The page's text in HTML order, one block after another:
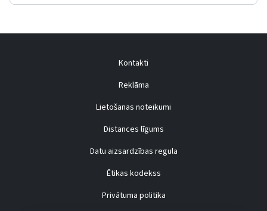
Kontakti
Reklāma
Lietošanas noteikumi
Distances līgums
Datu aizsardzības regula
Ētikas kodekss
Privātuma politika